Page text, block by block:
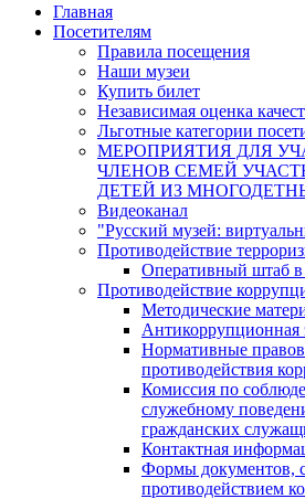
Главная
Посетителям
Правила посещения
Наши музеи
Купить билет
Независимая оценка
Льготные категории
МЕРОПРИЯТИЯ ДЛЯ
ЧЛЕНОВ СЕМЕЙ
ДЕТЕЙ ИЗ
Видеоканал
"Русский музей:
Противодействие
Оперативный штаб в
Противодействие
Методические
Антикоррупционная
Нормативные
противодействия
Комиссия по
служебному
гражданских
Контактная
Формы документов,
противодействием